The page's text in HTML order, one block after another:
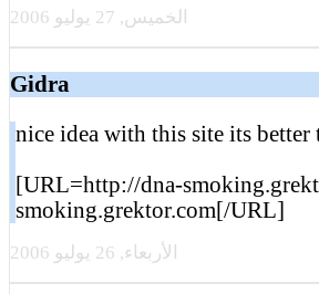
الخميس, 27 يوليو 2006
Gidra
nice idea with this site its
[URL=http://dna-
smoking.grektor.com[/URL]
الأربعاء, 26 يوليو 2006